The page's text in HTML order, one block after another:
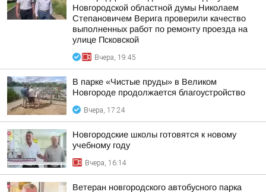
Новгородской областной думы Николаем
Степановичем Верига проверили качество
выполненных работ по ремонту проезда на
улице Псковской
Вчера, 19:45
В парке «Чистые пруды» в Великом
Новгороде продолжается благоустройство
Вчера, 17:24
Новгородские школы готовятся к новому
учебному году
Вчера, 16:14
Ветеран новгородского автобусного парка